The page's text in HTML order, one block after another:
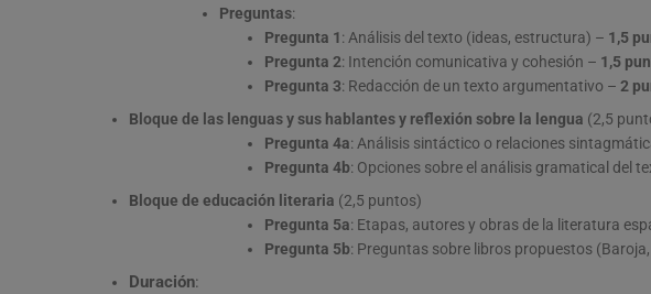
Preguntas:
Pregunta 1: Análisis del texto (ideas, estructura) – 1,5
Pregunta 2: Intención comunicativa y cohesión – 1,5
Pregunta 3: Redacción de un texto argumentativo – 2
Bloque de las lenguas y sus hablantes y reflexión sobre la lengua (2,5
Pregunta 4a: Análisis sintáctico o relaciones
Pregunta 4b: Opciones sobre el análisis gramatical del
Bloque de educación literaria (2,5 puntos)
Pregunta 5a: Etapas, autores y obras de la literatura
Pregunta 5b: Preguntas sobre libros propuestos
Duración: